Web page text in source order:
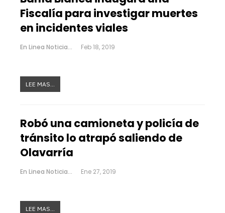
Fiscalía para investigar muertes
en incidentes viales
En Linea Noticias Feb 18, 2019
LEE MAS...
Robó una camioneta y policía de
tránsito lo atrapó saliendo de
Olavarría
En Linea Noticias Ene 27, 2019
LEE MAS...